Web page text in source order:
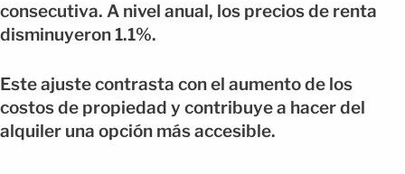
consecutiva. A nivel anual, los precios de renta
disminuyeron 1.1%.
Este ajuste contrasta con el aumento de los
costos de propiedad y contribuye a hacer del
alquiler una opción más accesible.